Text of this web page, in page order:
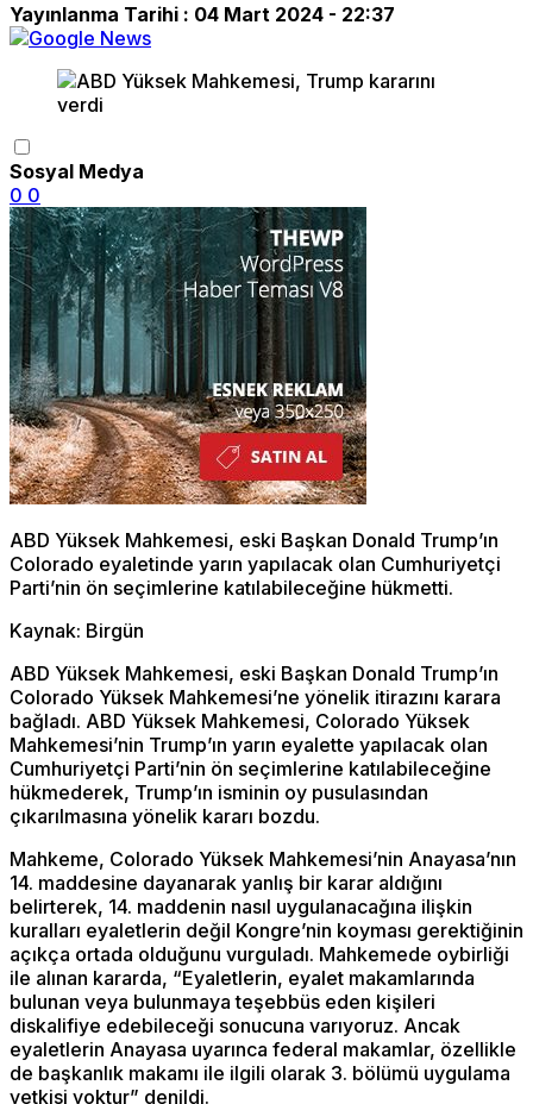
Yayınlanma Tarihi : 04 Mart 2024 - 22:37
Sosyal Medya
0 0
ABD Yüksek Mahkemesi, eski Başkan Donald Trump’ın
Colorado eyaletinde yarın yapılacak olan Cumhuriyetçi
Parti’nin ön seçimlerine katılabileceğine hükmetti.
Kaynak: Birgün
ABD Yüksek Mahkemesi, eski Başkan Donald Trump’ın
Colorado Yüksek Mahkemesi’ne yönelik itirazını karara
bağladı. ABD Yüksek Mahkemesi, Colorado Yüksek
Mahkemesi’nin Trump’ın yarın eyalette yapılacak olan
Cumhuriyetçi Parti’nin ön seçimlerine katılabileceğine
hükmederek, Trump’ın isminin oy pusulasından
çıkarılmasına yönelik kararı bozdu.
Mahkeme, Colorado Yüksek Mahkemesi’nin Anayasa’nın
14. maddesine dayanarak yanlış bir karar aldığını
belirterek, 14. maddenin nasıl uygulanacağına ilişkin
kuralları eyaletlerin değil Kongre’nin koyması gerektiğinin
açıkça ortada olduğunu vurguladı. Mahkemede oybirliği
ile alınan kararda, “Eyaletlerin, eyalet makamlarında
bulunan veya bulunmaya teşebbüs eden kişileri
diskalifiye edebileceği sonucuna varıyoruz. Ancak
eyaletlerin Anayasa uyarınca federal makamlar, özellikle
de başkanlık makamı ile ilgili olarak 3. bölümü uygulama
yetkisi yoktur” denildi.